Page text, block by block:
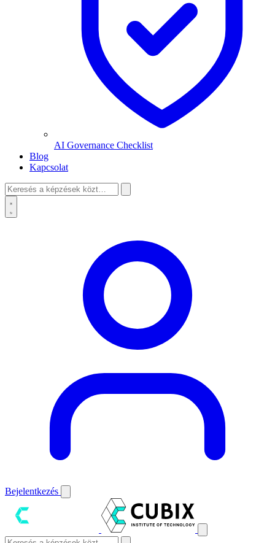
AI Governance Checklist
Blog
Kapcsolat
Bejelentkezés